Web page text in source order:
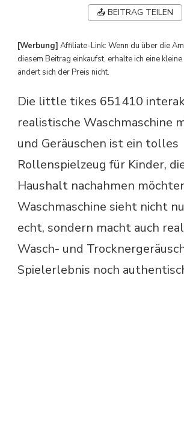
📤 BEITRAG TEILEN
[Werbung] Affiliate-Link: Wenn du über die
diesem Beitrag einkaufst, erhalte ich eine
ändert sich der Preis nicht.
Die little tikes 651410
realistische Waschmaschine
und Geräuschen ist ein tolles
Rollenspielzeug für Kinder,
Haushalt nachahmen
Waschmaschine sieht nicht
echt, sondern macht auch
Wasch- und
Spielerlebnis noch